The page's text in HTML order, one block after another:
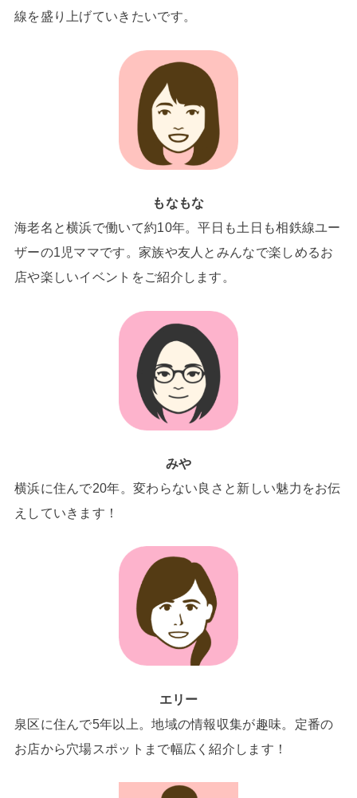
線を盛り上げていきたいです。
もなもな
海老名と横浜で働いて約10年。平日も土日も相鉄線ユー
ザーの1児ママです。家族や友人とみんなで楽しめるお
店や楽しいイベントをご紹介します。
みや
横浜に住んで20年。変わらない良さと新しい魅力をお伝
えしていきます！
エリー
泉区に住んで5年以上。地域の情報収集が趣味。定番の
お店から穴場スポットまで幅広く紹介します！